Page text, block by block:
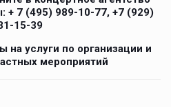
+ 7 (495) 989-10-77, +7 (929)
15-39
услуги по организации и
мероприятий